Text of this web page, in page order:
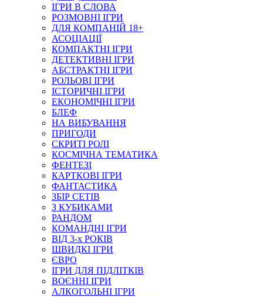
ІГРИ В СЛОВА
РОЗМОВНІ ІГРИ
ДЛЯ КОМПАНІЙ 18+
АСОЦІАЦІЇ
КОМПАКТНІ ІГРИ
ДЕТЕКТИВНІ ІГРИ
АБСТРАКТНІ ІГРИ
РОЛЬОВІ ІГРИ
ІСТОРИЧНІ ІГРИ
ЕКОНОМІЧНІ ІГРИ
БЛЕФ
НА ВИБУВАННЯ
ПРИГОДИ
СКРИТІ РОЛІ
КОСМІЧНА ТЕМАТИКА
ФЕНТЕЗІ
КАРТКОВІ ІГРИ
ФАНТАСТИКА
ЗБІР СЕТІВ
З КУБИКАМИ
РАНДОМ
КОМАНДНІ ІГРИ
ВІД 3-х РОКІВ
ШВИДКІ ІГРИ
ЄВРО
ІГРИ ДЛЯ ПІДЛІТКІВ
ВОЄННІ ІГРИ
АЛКОГОЛЬНІ ІГРИ